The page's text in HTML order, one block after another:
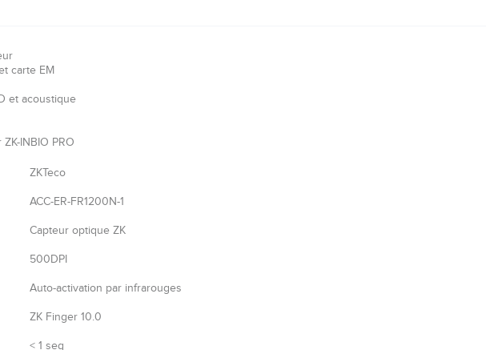
carte EM
et acoustique
INBIO PRO
ZKTeco
ACC-ER-FR1200N-1
Capteur optique ZK
500DPI
Auto-activation par infrarouges
ZK Finger 10.0
< 1 seg